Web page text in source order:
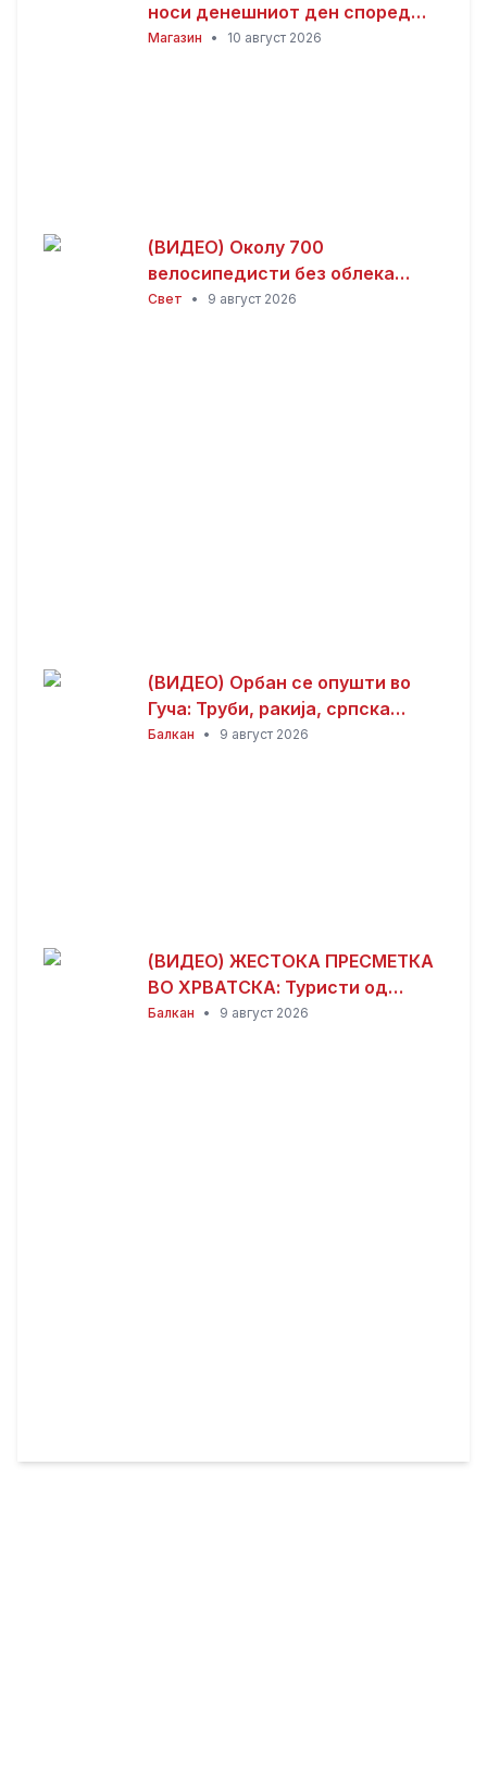
носи денешниот ден според
хороскопот?
Магазин • 10 август 2026
(ВИДЕО) Околу 700
велосипедисти без облека
возеа низ Берлин – пораки за
Свет • 9 август 2026
(ВИДЕО) Орбан се опушти во
Гуча: Труби, ракија, српска
музика и дружба
Балкан • 9 август 2026
(ВИДЕО) ЖЕСТОКА ПРЕСМЕТКА
ВО ХРВАТСКА: Туристи од
Албанија дивееле со квадови,
Балкан • 9 август 2026